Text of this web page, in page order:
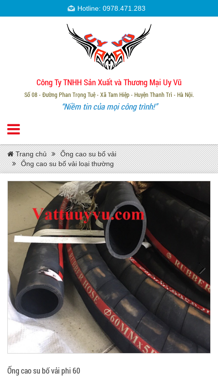
Hotline: 0978.471.283
Công Ty TNHH Sản Xuất và Thương Mại Uy Vũ
Số 08 - Đường Phan Trọng Tuệ - Xã Tam Hiệp - Huyện Thanh Trì - Hà Nội.
“Niềm tin của mọi công trình!”
Trang chủ
Ống cao su bố vải
Ống cao su bố vải loại thường
Ống cao su bố vải phi 60